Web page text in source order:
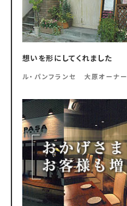
想いを形にしてくれました
ル・パンフランセ 大原オーナー